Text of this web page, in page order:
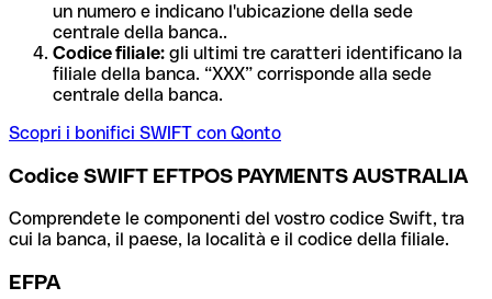
un numero e indicano l'ubicazione della sede
centrale della banca..
Codice filiale: gli ultimi tre caratteri identificano la
filiale della banca. “XXX” corrisponde alla sede
centrale della banca.
Scopri i bonifici SWIFT con Qonto
Codice SWIFT EFTPOS PAYMENTS AUSTRALIA
Comprendete le componenti del vostro codice Swift, tra
cui la banca, il paese, la località e il codice della filiale.
EFPA